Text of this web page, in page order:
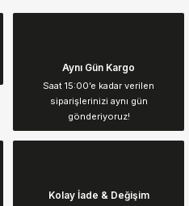
ederiz.
görüntülenemiyor.
bulunuyor.
Aynı Gün Kargo
Saat 15:00’e kadar verilen
siparişlerinizi aynı gün
gönderiyoruz!
Kolay İade & Değişim